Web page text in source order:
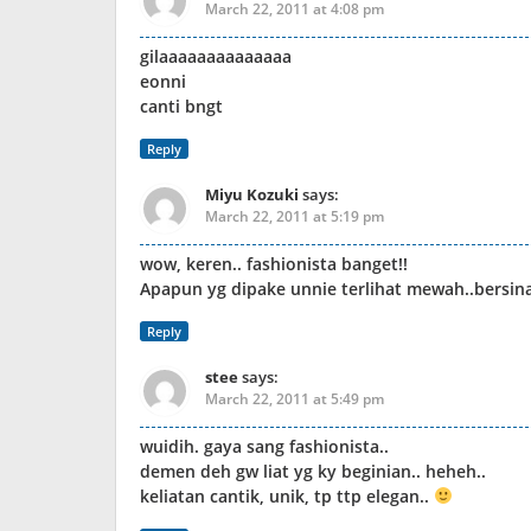
March 22, 2011 at 4:08 pm
gilaaaaaaaaaaaaaa
eonni
canti bngt
Reply
Miyu Kozuki says:
March 22, 2011 at 5:19 pm
wow, keren.. fashionista banget!!
Apapun yg dipake unnie terlihat
Reply
steesays:
March 22, 2011 at 5:49 pm
wuidih. gaya sang fashionista..
demen deh gw liat yg ky beginian.. heheh..
keliatan cantik, unik, tp ttp elegan..